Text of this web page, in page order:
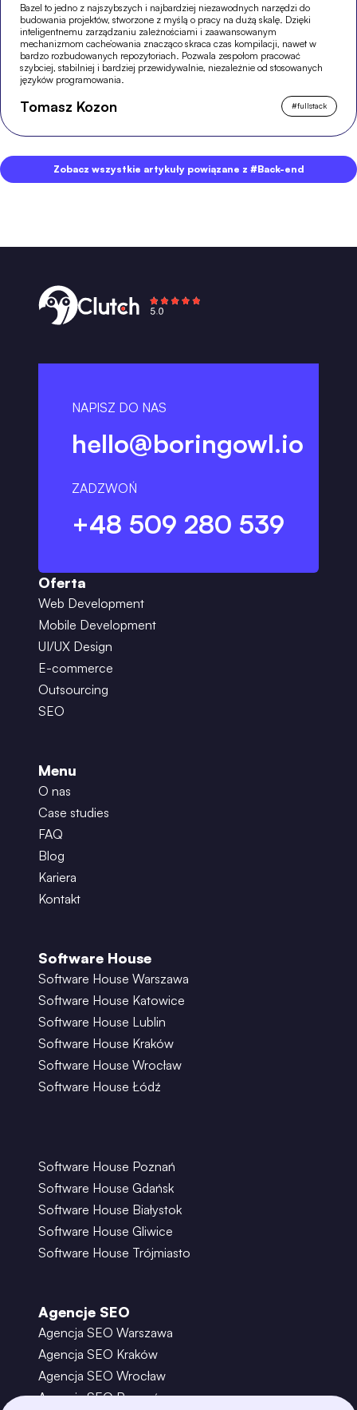
Bazel to jedno z najszybszych i najbardziej niezawodnych narzędzi do
budowania projektów, stworzone z myślą o pracy na dużą skalę. Dzięki
inteligentnemu zarządzaniu zależnościami i zaawansowanym
mechanizmom cache’owania znacząco skraca czas kompilacji, nawet w
bardzo rozbudowanych repozytoriach. Pozwala zespołom pracować
szybciej, stabilniej i bardziej przewidywalnie, niezależnie od stosowanych
języków programowania.
Tomasz Kozon #fullstack
Zobacz wszystkie artykuły powiązane z #Back-end
NAPISZ DO NAS
hello@boringowl.io
ZADZWOŃ
+48 509 280 539
Oferta
Web Development
Mobile Development
UI/UX Design
E-commerce
Outsourcing
SEO
Menu
O nas
Case studies
FAQ
Blog
Kariera
Kontakt
Software House
Software House Warszawa
Software House Katowice
Software House Lublin
Software House Kraków
Software House Wrocław
Software House Łódź
Software House Poznań
Software House Gdańsk
Software House Białystok
Software House Gliwice
Software House Trójmiasto
Agencje SEO
Agencja SEO Warszawa
Agencja SEO Kraków
Agencja SEO Wrocław
Agencja SEO Poznań